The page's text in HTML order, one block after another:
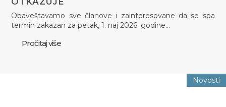
Obaveštavamo sve članove i zainteresovane da se spa
termin zakazan za petak, 1. naj 2026. godine…
Pročitaj više
Novosti